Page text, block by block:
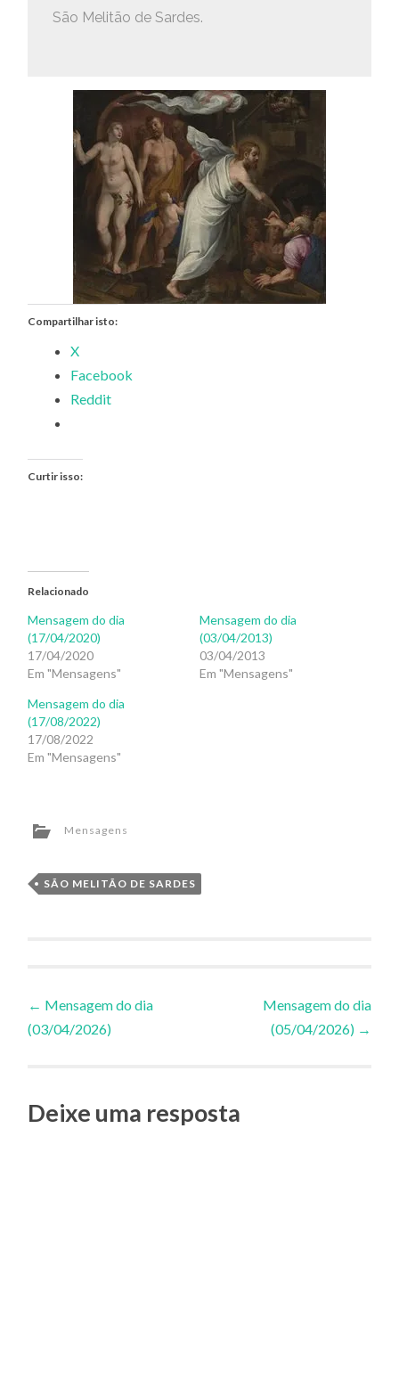
São Melitão de Sardes.
Compartilhar isto:
X
Facebook
Reddit
Curtir isso:
Relacionado
Mensagem do dia
(17/04/2020)
17/04/2020
Em "Mensagens"
Mensagem do dia
(03/04/2013)
03/04/2013
Em "Mensagens"
Mensagem do dia
(17/08/2022)
17/08/2022
Em "Mensagens"
Mensagens
SÃO MELITÃO DE SARDES
Navegação
de
Posts
← Mensagem do dia
(03/04/2026)
Mensagem do dia
(05/04/2026) →
Deixe uma resposta